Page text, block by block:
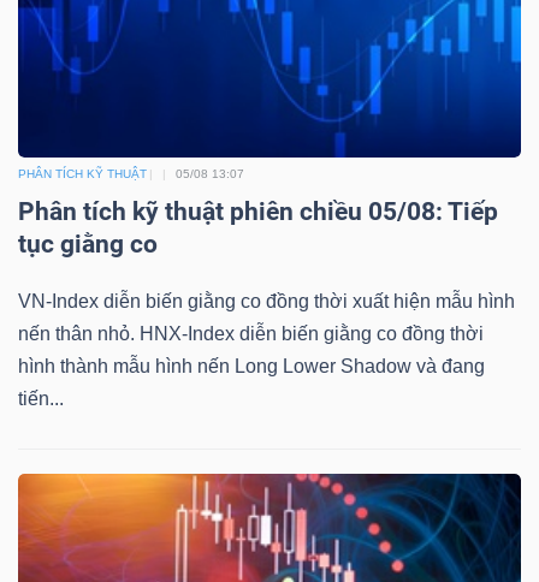
PHÂN TÍCH KỸ THUẬT 05/08 13:07
Phân tích kỹ thuật phiên chiều 05/08: Tiếp
tục giằng co
VN-Index diễn biến giằng co đồng thời xuất hiện mẫu hình
nến thân nhỏ. HNX-Index diễn biến giằng co đồng thời
hình thành mẫu hình nến Long Lower Shadow và đang
tiến...
Sách
cụ
đầu
tư
Truyền
thông